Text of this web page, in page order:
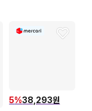
5%38,293원